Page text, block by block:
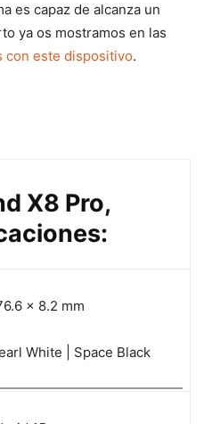
es capaz de alcanza un
ya os mostramos en las
con este dispositivo.
X8 Pro,
x 8.2 mm
White | Space Black